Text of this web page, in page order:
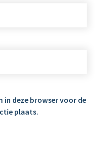
in deze browser voor de
plaats.